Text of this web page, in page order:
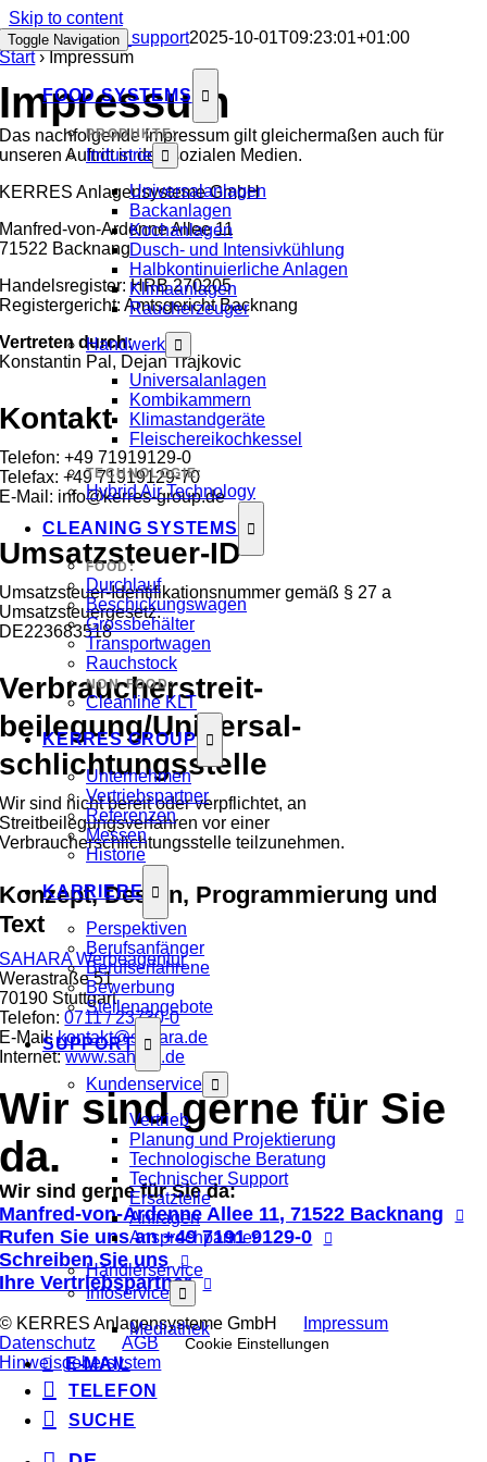
Skip to content
Toggle Navigation
FOOD SYSTEMS
PRODUKTE:
Industrie
Universalanlagen
Backanlagen
Kochanlagen
Dusch- und Intensivkühlung
Halbkontinuierliche Anlagen
Klimaanlagen
Raucherzeuger
Handwerk
Universalanlagen
Kombikammern
Klimastandgeräte
Fleischereikochkessel
TECHNOLOGIE:
Hybrid Air Technology
CLEANING SYSTEMS
FOOD:
Durchlauf
Beschickungswagen
Grossbehälter
Transportwagen
Rauchstock
NON-FOOD:
Cleanline KLT
KERRES GROUP
Unternehmen
Vertriebspartner
Referenzen
Messen
Historie
KARRIERE
Perspektiven
Berufsanfänger
Berufserfahrene
Bewerbung
Stellenangebote
SUPPORT
Kundenservice
Vertrieb
Planung und Projektierung
Technologische Beratung
Technischer Support
Ersatzteile
Anfragen
Ansprechpartner
Händlerservice
Infoservice
Mediathek
E-MAIL
TELEFON
SUCHE
Impressumsah_support2025-10-01T09:23:01+01:00
Start›Impressum
Impressum
Das nachfolgende Impressum gilt gleichermaßen auch für
unseren Auftritt in den sozialen Medien.
KERRES Anlagensysteme GmbH
Manfred-von-Ardenne Allee 11
71522 Backnang
Handelsregister: HRB 270205
Registergericht: Amtsgericht Backnang
Vertreten durch:
Konstantin Pal, Dejan Trajkovic
Kontakt
Telefon: +49 71919129-0
Telefax: +49 71919129-70
E-Mail: info@kerres-group.de
Umsatzsteuer-ID
Umsatzsteuer-Identifikationsnummer gemäß § 27 a
Umsatzsteuergesetz:
DE223683518
Verbraucher­streit­
beilegung/Universal­
schlichtungs­stelle
Wir sind nicht bereit oder verpflichtet, an
Streitbeilegungsverfahren vor einer
Verbraucherschlichtungsstelle teilzunehmen.
Konzept, Design, Programmierung und
Text
SAHARA Werbeagentur
Werastraße 51
70190 Stuttgart
Telefon:0711 / 23730-0
E-Mail:kontakt@sahara.de
Internet:www.sahara.de
Wir sind gerne für Sie
da.
Wir sind gerne für Sie da:
Manfred-von-Ardenne Allee 11, 71522 Backnang
Rufen Sie uns an+49 7191 9129-0
Schreiben Sie uns
Ihre Vertriebspartner
© KERRES Anlagensysteme GmbH
Impressum
Datenschutz
AGB Cookie Einstellungen
Hinweis­gebersystem